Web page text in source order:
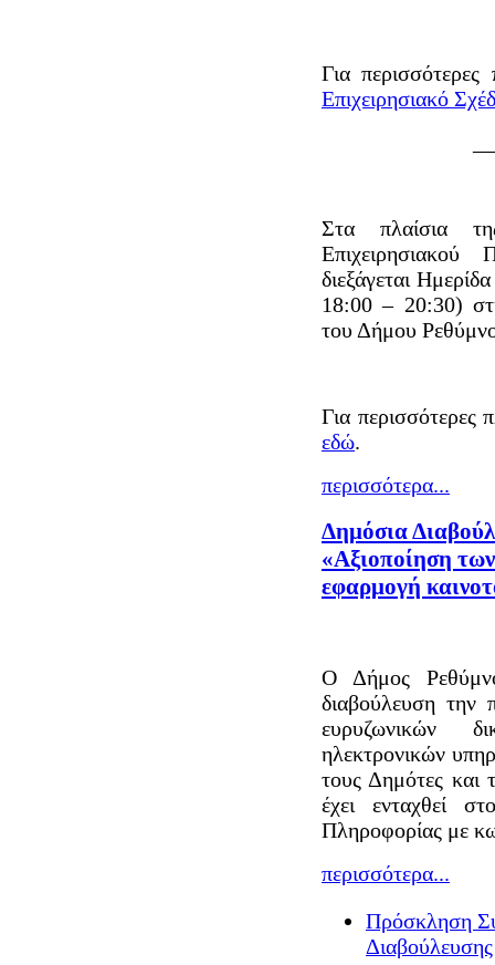
Για
Επιχειρησιακό
Στα πλαίσια
διεξάγεται
18:00 – 20:30)
του Δήμου
Για περισσότερες
εδώ.
περισσότερα...
Δημόσια
«Αξιοποίηση
εφαρμογή
Ο Δήμος
διαβούλευση την
ευρυζωνικών
ηλεκτρονικών
τους Δημότες
έχει ενταχθεί
Πληροφορίας με
περισσότερα...
Πρόσκληση